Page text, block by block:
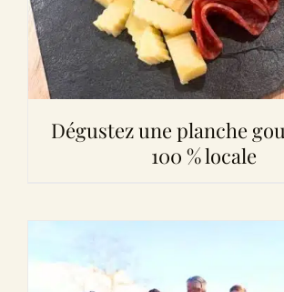
Dégustez une planche
100 % locale